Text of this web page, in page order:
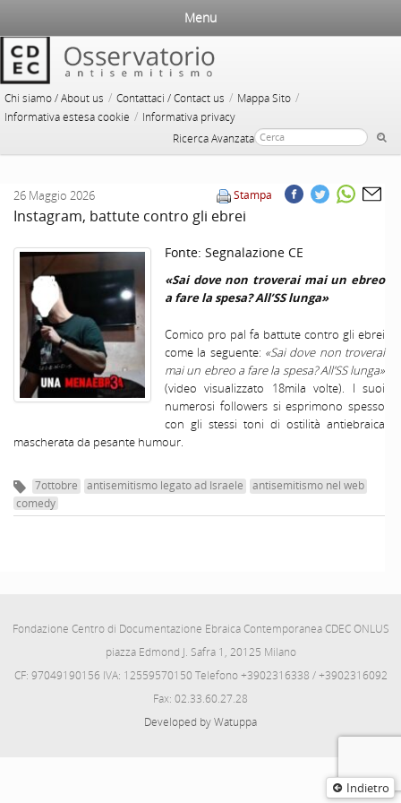
Chi siamo / About us / Contattaci / Contact us / Mappa Sito /
Informativa estesa cookie / Informativa privacy
Ricerca Avanzata
Menu
Indietro
Stampa
26 Maggio 2026
Instagram, battute contro gli ebrei
Fonte: Segnalazione CE
«Sai dove non troverai mai un ebreo
a fare la spesa? All’SS lunga»
Comico pro pal fa battute contro gli ebrei
come la seguente: «Sai dove non troverai
mai un ebreo a fare la spesa? All’SS lunga»
(video visualizzato 18mila volte). I suoi
numerosi followers si esprimono spesso
con gli stessi toni di ostilità antiebraica
mascherata da pesante humour.
7ottobre antisemitismo legato ad Israele
antisemitismo nel web
comedy
Fondazione Centro di Documentazione Ebraica Contemporanea CDEC ONLUS
piazza Edmond J. Safra 1, 20125 Milano
CF: 97049190156 IVA: 12559570150 Telefono +3902316338 / +3902316092
Fax: 02.33.60.27.28
Developed by Watuppa